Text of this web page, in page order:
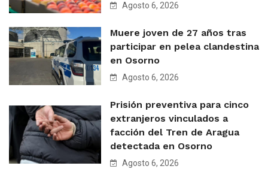
Agosto 6, 2026
Muere joven de 27 años tras
participar en pelea clandestina
en Osorno
Agosto 6, 2026
Prisión preventiva para cinco
extranjeros vinculados a
facción del Tren de Aragua
detectada en Osorno
Agosto 6, 2026